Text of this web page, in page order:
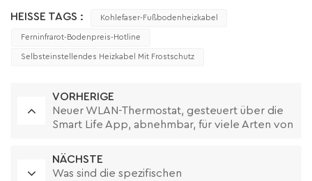
HEISSE TAGS : Kohlefaser-Fußbodenheizkabel
Ferninfrarot-Bodenpreis-Hotline
Selbsteinstellendes Heizkabel Mit Frostschutz
VORHERIGE
Neuer WLAN-Thermostat, gesteuert über die
Smart Life App, abnehmbar, für viele Arten von
NÄCHSTE
Was sind die spezifischen